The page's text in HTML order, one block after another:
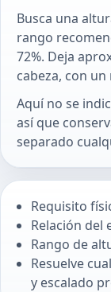
Busca una
rango
72%. Deja
cabeza, con
Aquí no se
así que
separado
Requisito
Relación del
Rango de
Resuelve
y escalado